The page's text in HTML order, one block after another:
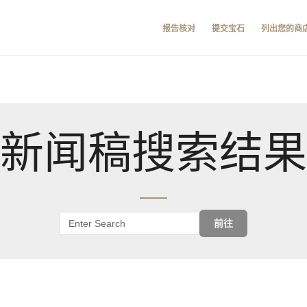
报告核对 提交宝石 列出您的商
新闻稿搜索结果
前往